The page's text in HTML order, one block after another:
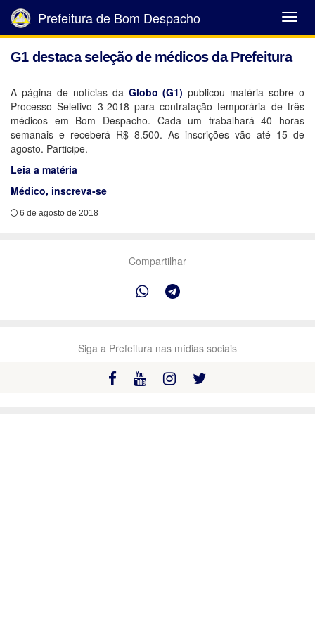
Abrir
Menu
Prefeitura de Bom Despacho
G1 destaca seleção de médicos da Prefeitura
A página de notícias da Globo (G1) publicou matéria sobre o
Processo Seletivo 3-2018 para contratação temporária de três
médicos em Bom Despacho. Cada um trabalhará 40 horas
semanais e receberá R$ 8.500. As inscrições vão até 15 de
agosto. Participe.
Leia a matéria
Médico, inscreva-se
6 de agosto de 2018
Compartilhar
Siga a Prefeitura nas mídias sociais